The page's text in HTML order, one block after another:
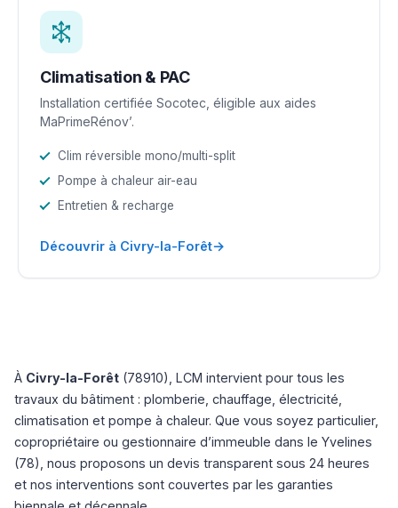
Climatisation & PAC
Installation certifiée Socotec, éligible aux aides
MaPrimeRénov’.
Clim réversible mono/multi-split
Pompe à chaleur air-eau
Entretien & recharge
Découvrir à Civry-la-Forêt→
À Civry-la-Forêt (78910), LCM intervient pour tous les
travaux du bâtiment : plomberie, chauffage, électricité,
climatisation et pompe à chaleur. Que vous soyez particulier,
copropriétaire ou gestionnaire d’immeuble dans le Yvelines
(78), nous proposons un devis transparent sous 24 heures
et nos interventions sont couvertes par les garanties